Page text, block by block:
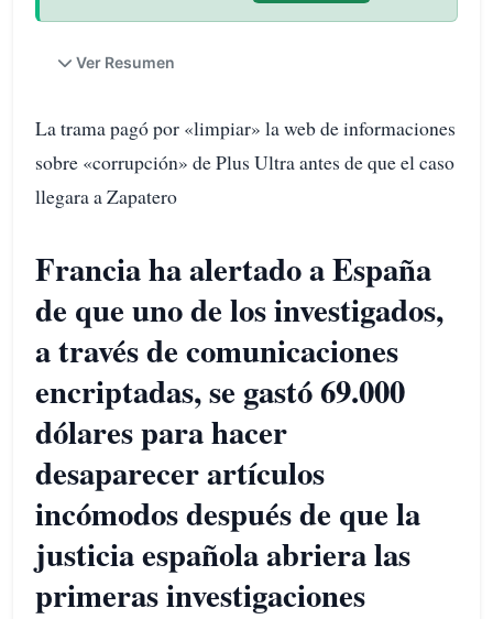
Ver Resumen
La trama pagó por «limpiar» la web de informaciones
sobre «corrupción» de Plus Ultra antes de que el caso
llegara a Zapatero
Francia ha alertado a España
de que uno de los investigados,
a través de comunicaciones
encriptadas, se gastó 69.000
dólares para hacer
desaparecer artículos
incómodos después de que la
justicia española abriera las
primeras investigaciones